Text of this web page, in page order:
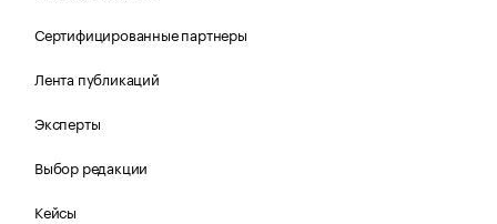
Сертифицированные партнеры
Лента публикаций
Эксперты
Выбор редакции
Кейсы